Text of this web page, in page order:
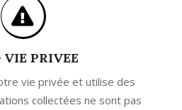
VIE PRIVEE
vie privée et utilise des
collectées ne sont pas